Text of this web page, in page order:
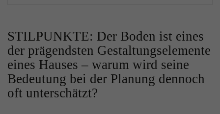
STILPUNKTE: Der Boden ist eines
der prägendsten Gestaltungselemente
eines Hauses – warum wird seine
Bedeutung bei der Planung dennoch
oft unterschätzt?